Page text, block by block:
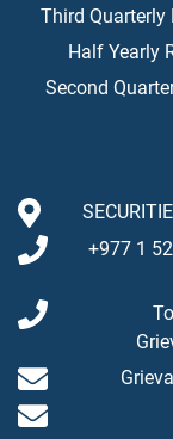
Third Quarterly
Half Yearly
Second
+977 1